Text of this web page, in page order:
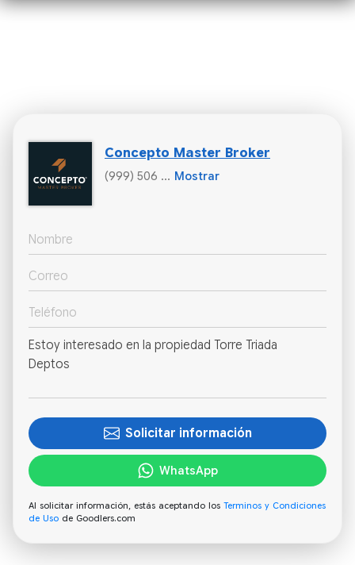
Concepto Master Broker
(999) 506 ... Mostrar
Solicitar información
WhatsApp
Al solicitar información, estás aceptando los Terminos y Condiciones
de Uso de Goodlers.com